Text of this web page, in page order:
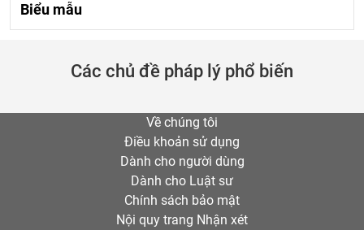
Biểu mẫu
Các chủ đề pháp lý phổ biến
Về chúng tôi
Điều khoản sử dụng
Dành cho người dùng
Dành cho Luật sư
Chính sách bảo mật
Nội quy trang Nhận xét